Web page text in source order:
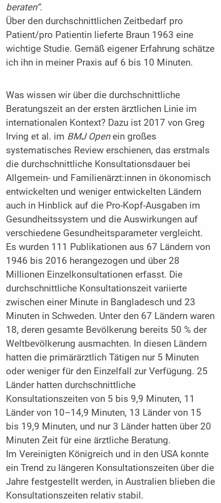
beraten“.
Über den durchschnittlichen Zeitbedarf pro
Patient/pro Patientin lieferte Braun 1963 eine
wichtige Studie. Gemäß eigener Erfahrung schätze
ich ihn in meiner Praxis auf 6 bis 10 Minuten.
Was wissen wir über die durchschnittliche
Beratungszeit an der ersten ärztlichen Linie im
internationalen Kontext? Dazu ist 2017 von Greg
Irving et al. im BMJ Openein großes
systematisches Review erschienen, das erstmals
die durchschnittliche Konsultationsdauer bei
Allgemein- und Familienärzt:innen in ökonomisch
entwickelten und weniger entwickelten Ländern
auch in Hinblick auf die Pro-Kopf-Ausgaben im
Gesundheitssystem und die Auswirkungen auf
verschiedene Gesundheitsparameter vergleicht.
Es wurden 111 Publikationen aus 67 Ländern von
1946 bis 2016 herangezogen und über 28
Millionen Einzelkonsultationen erfasst. Die
durchschnittliche Konsultationszeit variierte
zwischen einer Minute in Bangladesch und 23
Minuten in Schweden. Unter den 67 Ländern waren
18, deren gesamte Bevölkerung bereits 50 % der
Weltbevölkerung ausmachten. In diesen Ländern
hatten die primärärztlich Tätigen nur 5 Minuten
oder weniger für den Einzelfall zur Verfügung. 25
Länder hatten durchschnittliche
Konsultationszeiten von 5 bis 9,9 Minuten, 11
Länder von 10–14,9 Minuten, 13 Länder von 15
bis 19,9 Minuten, und nur 3 Länder hatten über 20
Minuten Zeit für eine ärztliche Beratung.
Im Vereinigten Königreich und in den USA konnte
ein Trend zu längeren Konsultationszeiten über die
Jahre festgestellt werden, in Australien blieben die
Konsultationszeiten relativ stabil.